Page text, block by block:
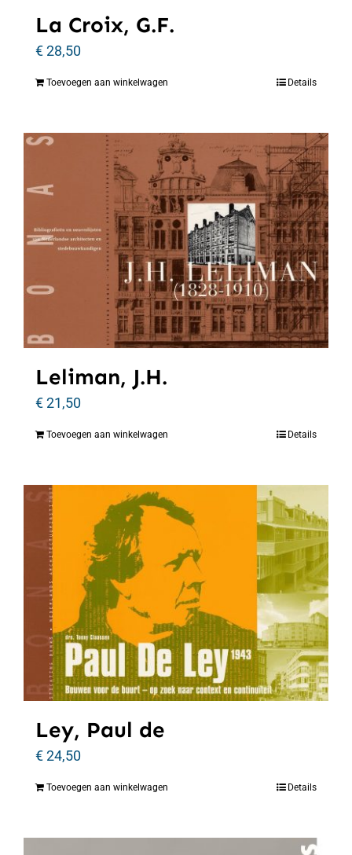
La Croix, G.F.
€28,50
Toevoegen aan winkelwagen Details
Leliman, J.H.
€21,50
Toevoegen aan winkelwagen Details
Ley, Paul de
€24,50
Toevoegen aan winkelwagen Details